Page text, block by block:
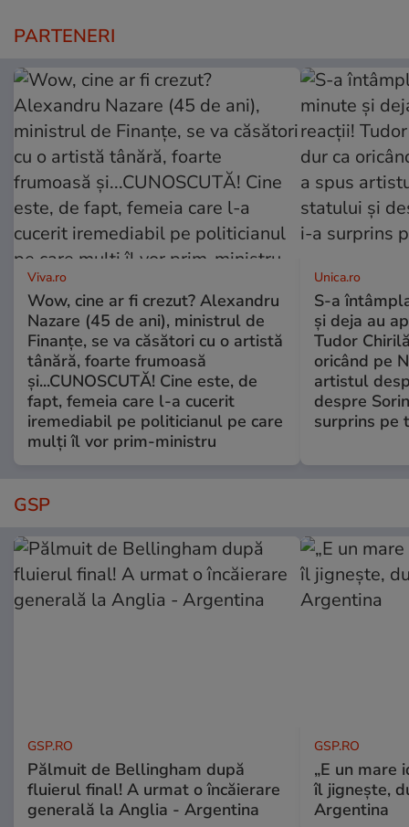
PARTENERI
Viva.ro
Wow, cine ar fi crezut? Alexandru
Nazare (45 de ani), ministrul de
Finanțe, se va căsători cu o artistă
tânără, foarte frumoasă
și...CUNOSCUTĂ! Cine este, de
fapt, femeia care l-a cucerit
iremediabil pe politicianul pe care
mulți îl vor prim-ministru
Unica.ro
S-a
și deja au
Tudor
oricând pe
artistul
despre
surprins pe
GSP
GSP.RO
Pălmuit de Bellingham după
fluierul final! A urmat o încăierare
generală la Anglia - Argentina
GSP.RO
„E un mare
îl jignește,
Argentina